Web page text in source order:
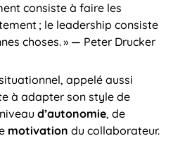
consiste à faire les
; le leadership consiste
choses. » — Peter Drucker
appelé aussi
à adapter son style de
d’autonomie, de
motivation du collaborateur.